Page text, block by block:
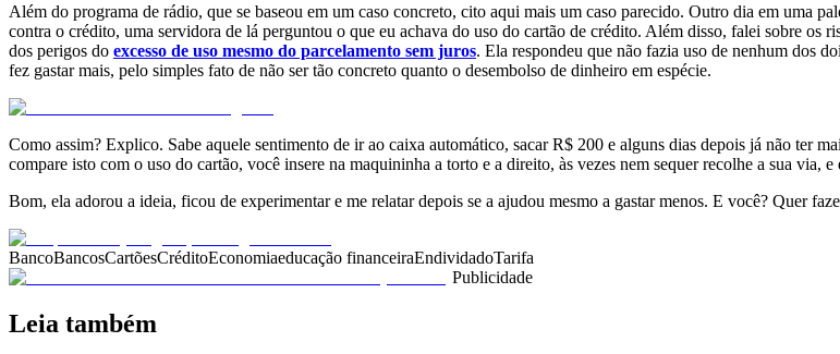
Além do programa de rádio, que se baseou em um caso concreto, cito aqui mais um caso parecido. Outro dia em uma
contra o crédito, uma servidora de lá perguntou o que eu achava do uso do cartão de crédito. Além disso, falei sobre os
dos perigos do excesso de uso mesmo do parcelamento sem juros. Ela respondeu que não fazia uso de nenhum dos
fez gastar mais, pelo simples fato de não ser tão concreto quanto o desembolso de dinheiro em espécie.
Como assim? Explico. Sabe aquele sentimento de ir ao caixa automático, sacar R$ 200 e alguns dias depois já não ter
compare isto com o uso do cartão, você insere na maquininha a torto e a direito, às vezes nem sequer recolhe a sua
Bom, ela adorou a ideia, ficou de experimentar e me relatar depois se a ajudou mesmo a gastar menos. E você? Quer
BancoBancosCartõesCréditoEconomiaeducação financeiraEndividadoTarifa
Publicidade
Leia também